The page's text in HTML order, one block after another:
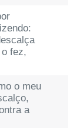
fez,
o meu
a